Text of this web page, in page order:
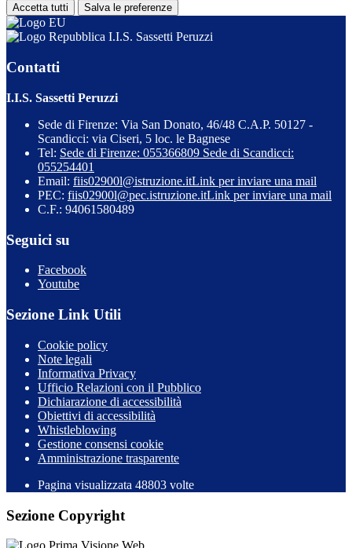
Accetta tutti Salva le preferenze
I.I.S. Sassetti Peruzzi
Contatti
I.I.S. Sassetti Peruzzi
Sede di Firenze: Via San Donato, 46/48 C.A.P. 50127 -
Scandicci: via Ciseri, 5 loc. le Bagnese
Tel: Sede di Firenze: 055366809 Sede di Scandicci:
055254401
Email: fiis02900l@istruzione.itLink per inviare una mail
PEC: fiis02900l@pec.istruzione.itLink per inviare una mail
C.F.: 94061580489
Seguici su
Facebook
Youtube
Sezione Link Utili
Cookie policy
Note legali
Informativa Privacy
Ufficio Relazioni con il Pubblico
Dichiarazione di accessibilità
Obiettivi di accessibilità
Whistleblowing
Gestione consensi cookie
Amministrazione trasparente
Pagina visualizzata 48803 volte
Sezione Copyright